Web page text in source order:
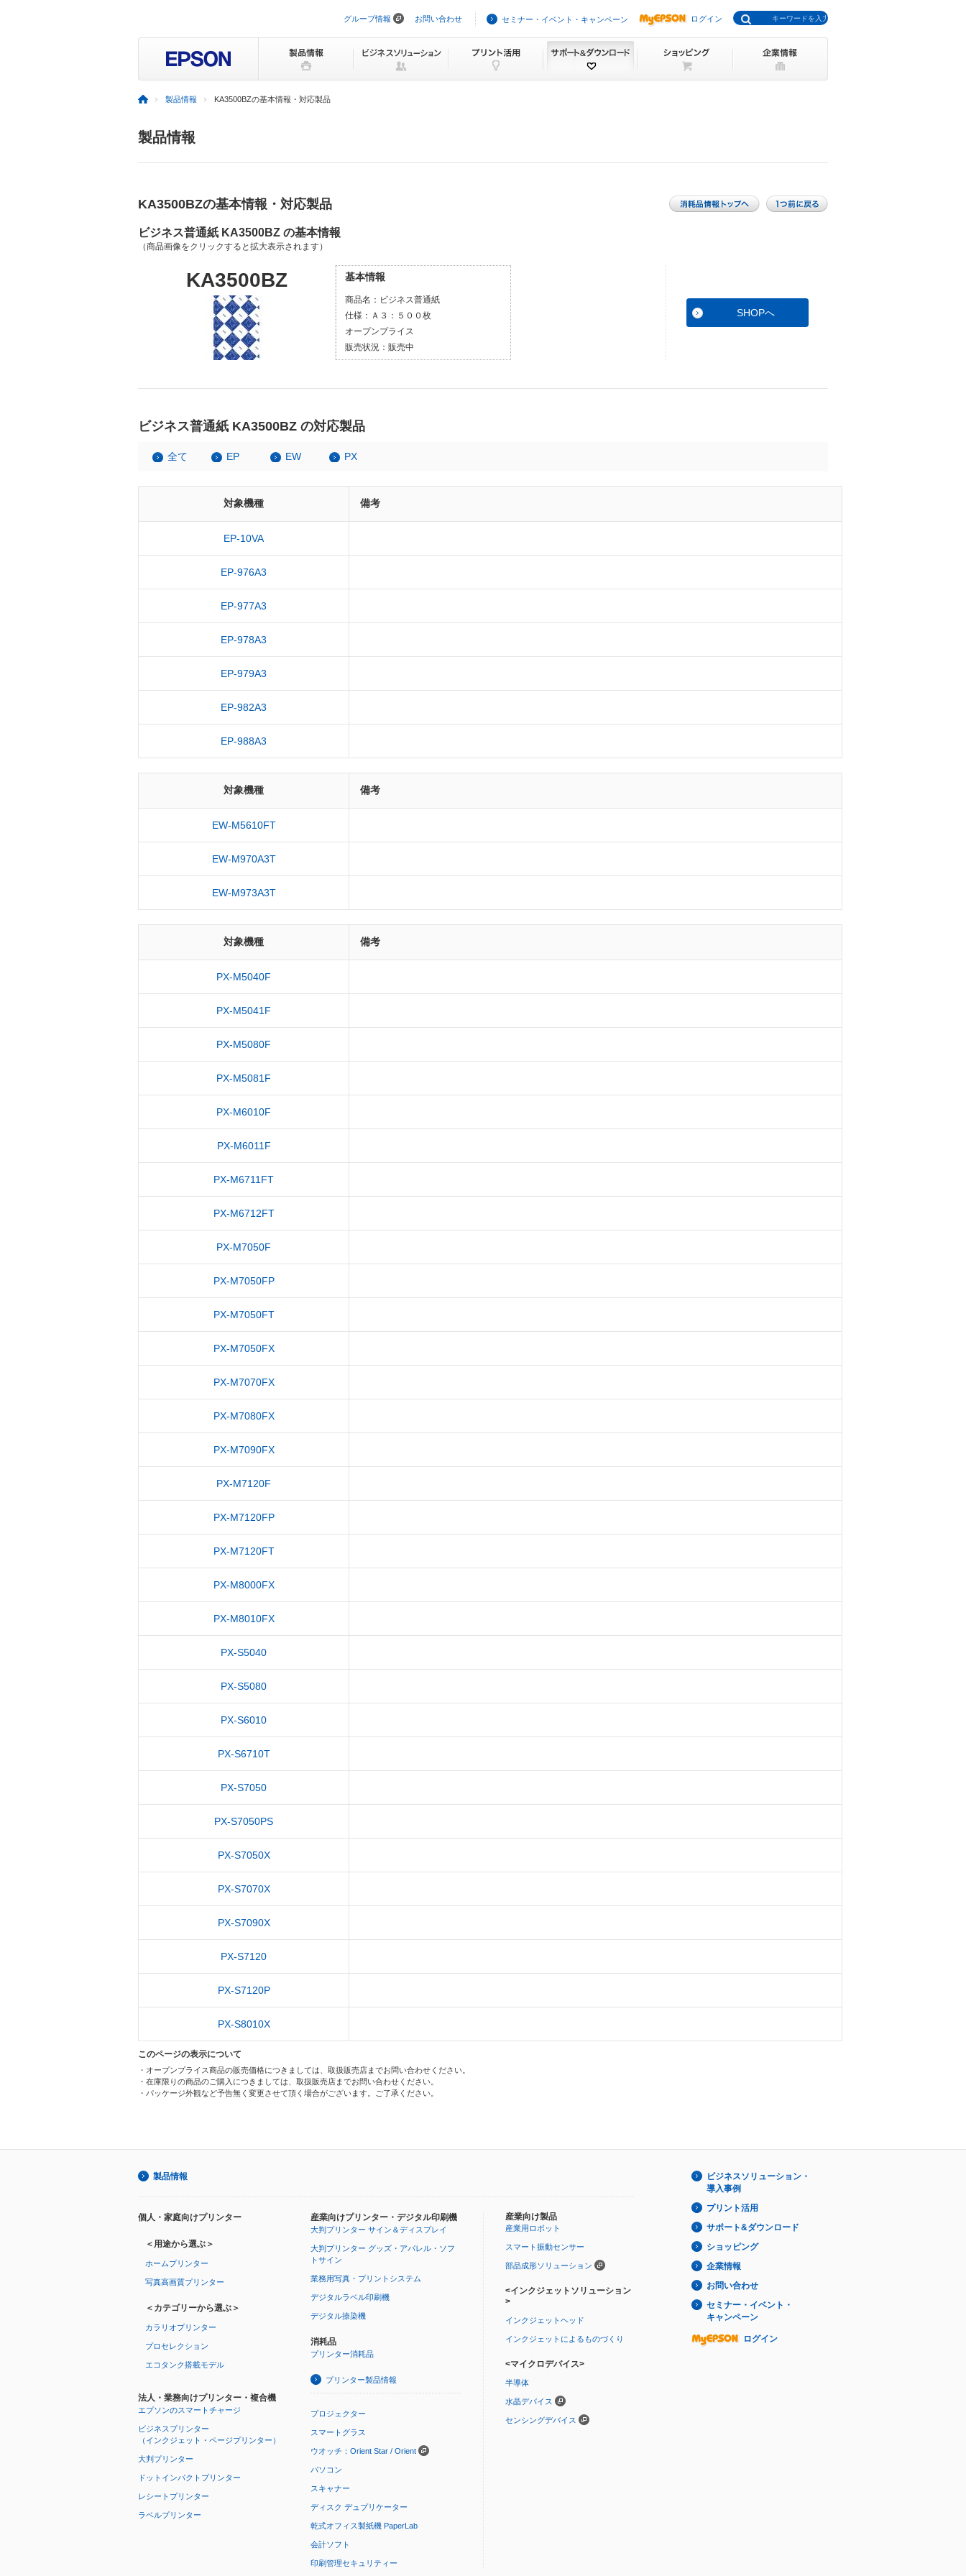
ビ
ョ
グループ情報 お問い合わせ セミナー・イベント・キャンペーン ログイン
製品情報 KA3500BZの基本情報・対応製品
製品情報
KA3500BZの基本情報・対応製品
ビジネス普通紙 KA3500BZ の基本情報
（商品画像をクリックすると拡大表示されます）
KA3500BZ 基本情報
商品名： ビジネス普通紙
仕様： Ａ３：５００枚
オープンプライス
販売状況： 販売中
SHOPへ
ビジネス普通紙 KA3500BZ の対応製品
全て EP EW PX
対象機種 備考
EP-10VA
EP-976A3
EP-977A3
EP-978A3
EP-979A3
EP-982A3
EP-988A3
対象機種 備考
EW-M5610FT
EW-M970A3T
EW-M973A3T
対象機種 備考
PX-M5040F
PX-M5041F
PX-M5080F
PX-M5081F
PX-M6010F
PX-M6011F
PX-M6711FT
PX-M6712FT
PX-M7050F
PX-M7050FP
PX-M7050FT
PX-M7050FX
PX-M7070FX
PX-M7080FX
PX-M7090FX
PX-M7120F
PX-M7120FP
PX-M7120FT
PX-M8000FX
PX-M8010FX
PX-S5040
PX-S5080
PX-S6010
PX-S6710T
PX-S7050
PX-S7050PS
PX-S7050X
PX-S7070X
PX-S7090X
PX-S7120
PX-S7120P
PX-S8010X
このページの表示について
・オープンプライス商品の販売価格につきましては、取扱販売店までお問い合わせください。
・在庫限りの商品のご購入につきましては、取扱販売店までお問い合わせください。
・パッケージ外観など予告無く変更させて頂く場合がございます。ご了承ください。
製品情報
個人・家庭向けプリンター
＜用途から選ぶ＞
ホームプリンター
写真高画質プリンター
＜カテゴリーから選ぶ＞
カラリオプリンター
プロセレクション
エコタンク搭載モデル
法人・業務向けプリンター・複合機
エプソンのスマートチャージ
ビジネスプリンター
（インクジェット・ページプリンター）
大判プリンター
ドットインパクトプリンター
レシートプリンター
ラベルプリンター
産業向けプリンター・デジタル印刷機
大判プリンター サイン＆ディスプレイ
大判プリンター グッズ・アパレル・ソフ
トサイン
業務用写真・プリントシステム
デジタルラベル印刷機
デジタル捺染機
消耗品
プリンター消耗品
プリンター製品情報
プロジェクター
スマートグラス
ウオッチ：Orient Star / Orient
パソコン
スキャナー
ディスク デュプリケーター
乾式オフィス製紙機 PaperLab
会計ソフト
印刷管理セキュリティー
産業向け製品
産業用ロボット
スマート振動センサー
部品成形ソリューション
<インクジェットソリューション
>
インクジェットヘッド
インクジェットによるものづくり
<マイクロデバイス>
半導体
水晶デバイス
センシングデバイス
ビジネスソリューション・
導入事例
プリント活用
サポート&ダウンロード
ショッピング
企業情報
お問い合わせ
セミナー・イベント・
キャンペーン
ログイン